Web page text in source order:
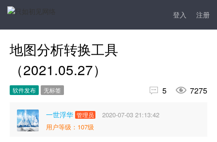
登入 注册
地图分析转换工具
（2021.05.27）
软件发布 无标签  5  7275
一世浮华 管理员
2020-07-03 21:13:42
用户等级：107级